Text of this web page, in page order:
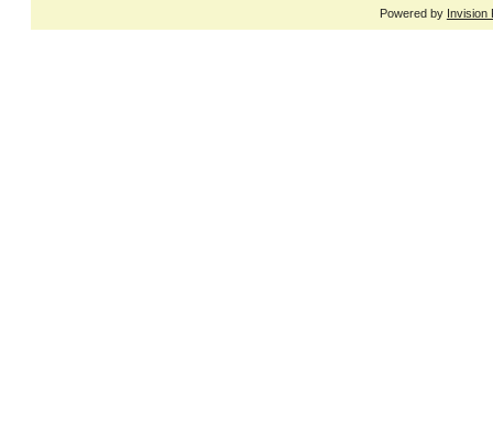
Powered by Invision